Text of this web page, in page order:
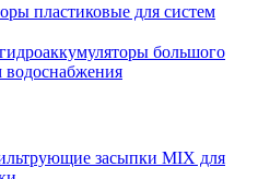
пластиковые для систем
большого
водоснабжения
засыпки MIX для